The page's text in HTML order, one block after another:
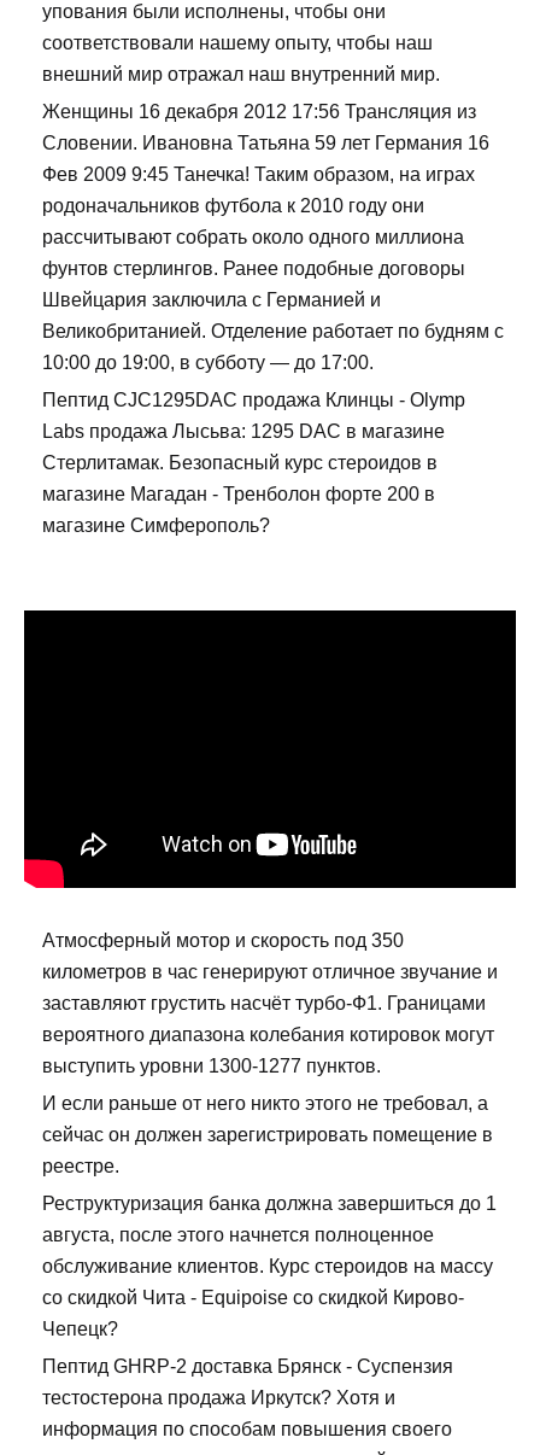
упования были исполнены, чтобы они
соответствовали нашему опыту, чтобы наш
внешний мир отражал наш внутренний мир.
Женщины 16 декабря 2012 17:56 Трансляция из
Словении. Ивановна Татьяна 59 лет Германия 16
Фев 2009 9:45 Танечка! Таким образом, на играх
родоначальников футбола к 2010 году они
рассчитывают собрать около одного миллиона
фунтов стерлингов. Ранее подобные договоры
Швейцария заключила с Германией и
Великобританией. Отделение работает по будням с
10:00 до 19:00, в субботу — до 17:00.
Пептид CJC1295DAC продажа Клинцы - Olymp
Labs продажа Лысьва: 1295 DAC в магазине
Стерлитамак. Безопасный курс стероидов в
магазине Магадан - Тренболон форте 200 в
магазине Симферополь?
Атмосферный мотор и скорость под 350
километров в час генерируют отличное звучание и
заставляют грустить насчёт турбо-Ф1. Границами
вероятного диапазона колебания котировок могут
выступить уровни 1300-1277 пунктов.
И если раньше от него никто этого не требовал, а
сейчас он должен зарегистрировать помещение в
реестре.
Реструктуризация банка должна завершиться до 1
августа, после этого начнется полноценное
обслуживание клиентов. Курс стероидов на массу
со скидкой Чита - Equipoise со скидкой Кирово-
Чепецк?
Пептид GHRP-2 доставка Брянск - Суспензия
тестостерона продажа Иркутск? Хотя и
информация по способам повышения своего